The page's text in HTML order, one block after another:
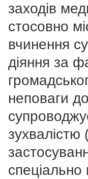
заходів
стосовно
вчинення
діяння за
неповаги
зухвалістю